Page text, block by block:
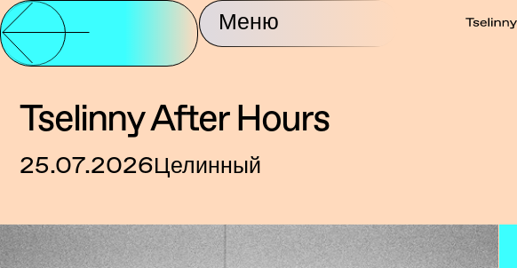
Меню
Tselinny After Hours
25.07.2026Целинный
Партнерство и
поддержка
О центре